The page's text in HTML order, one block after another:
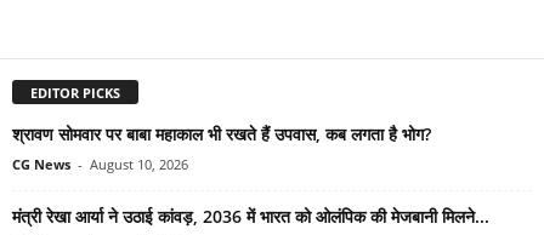
EDITOR PICKS
श्रावण सोमवार पर बाबा महाकाल भी रखते हैं उपवास, कब लगता है भोग?
CG News - August 10, 2026
मंत्री रेखा आर्या ने उठाई कांवड़, 2036 में भारत को ओलंपिक की मेजबानी मिलने...